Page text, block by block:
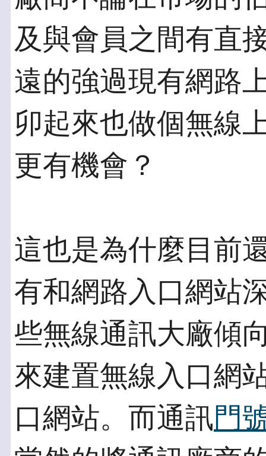
及與會員之間有直
遠的強過現有網路
卯起來也做個無線
更有機會？
這也是為什麼目前
有和網路入口網站
些無線通訊大廠傾
來建置無線入口網
口網站。而通訊門